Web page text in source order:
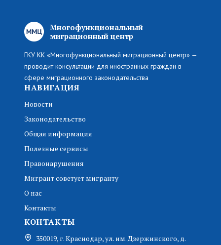
Многофункциональный
миграционный центр
ГКУ КК «Многофункциональный миграционный центр» —
проводит консультации для иностранных граждан в
сфере миграционного законодательства
НАВИГАЦИЯ
Новости
Законодательство
Общая информация
Полезные сервисы
Правонарушения
Мигрант советует мигранту
О нас
Контакты
КОНТАКТЫ
350019, г. Краснодар, ул. им. Дзержинского, д.